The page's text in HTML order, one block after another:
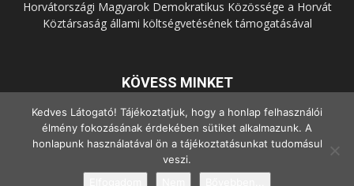
Horvátországi Magyarok Demokratikus Közössége a Horvát
Köztársaság állami költségvetésének támogatásával
KÖVESS MINKET
Kedves Látogató! Tájékoztatjuk, hogy a honlap felhasználói
élmény fokozásának érdekében sütiket alkalmazunk. A
honlapunk használatával ön a tájékoztatásunkat tudomásul
veszi.